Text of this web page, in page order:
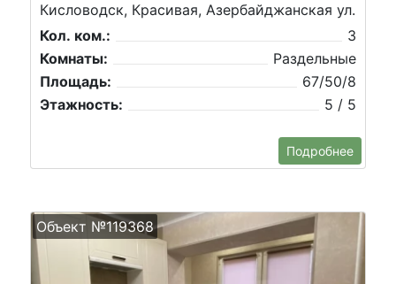
Кисловодск, Красивая, Азербайджанская ул.
Кол. ком.:
3
Комнаты:
Раздельные
Площадь:
67/50/8
Этажность:
5 / 5
Подробнее
Объект №119368